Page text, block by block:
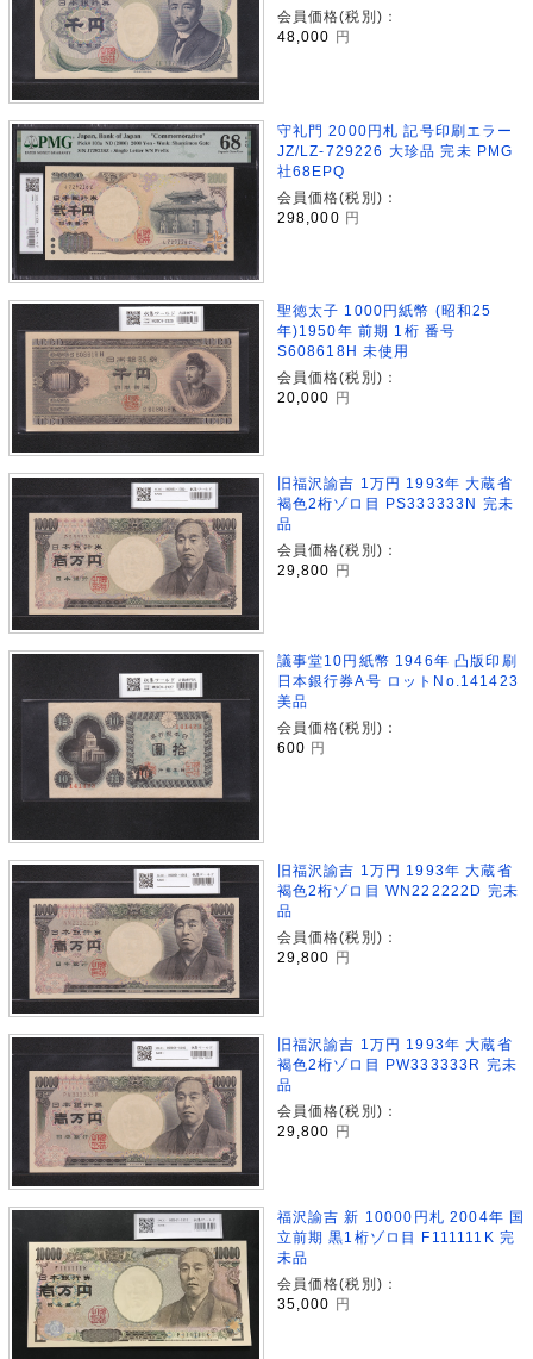
会員価格(税別)：
48,000
円
守礼門 2000円札 記号印刷エラー
JZ/LZ-729226 大珍品 完未 PMG
社68EPQ
会員価格(税別)：
298,000 円
聖徳太子 1000円紙幣 (昭和25
年)1950年 前期 1桁 番号
S608618H 未使用
会員価格(税別)：
20,000 円
旧福沢諭吉 1万円 1993年 大蔵省
褐色2桁ゾロ目 PS333333N 完未
品
会員価格(税別)：
29,800
円
議事堂10円紙幣 1946年 凸版印刷
日本銀行券A号 ロットNo.141423
美品
会員価格(税別)：
600 円
旧福沢諭吉 1万円 1993年 大蔵省
褐色2桁ゾロ目 WN222222D 完未
品
会員価格(税別)：
29,800
円
旧福沢諭吉 1万円 1993年 大蔵省
褐色2桁ゾロ目 PW333333R 完未
品
会員価格(税別)：
29,800
円
福沢諭吉 新 10000円札 2004年 国
立前期 黒1桁ゾロ目 F111111K 完
未品
会員価格(税別)：
35,000
円